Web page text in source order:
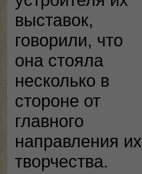
выставок,
говорили, что
она стояла
несколько в
стороне от
главного
направления их
творчества.